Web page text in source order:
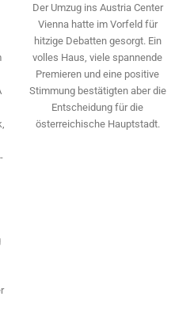
Der Umzug ins Austria Center
Vienna hatte im Vorfeld für
hitzige Debatten gesorgt. Ein
volles Haus, viele spannende
Premieren und eine positive
Stimmung bestätigten aber die
Entscheidung für die
österreichische Hauptstadt.